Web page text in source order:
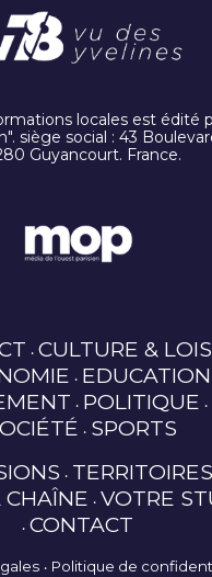
locales est édité
siège social : 43
Guyancourt. France.
CULTURE &
EDUCATION
POLITIQUE
SPORTS
TERRITOIRES
VOTRE
CONTACT
Politique de